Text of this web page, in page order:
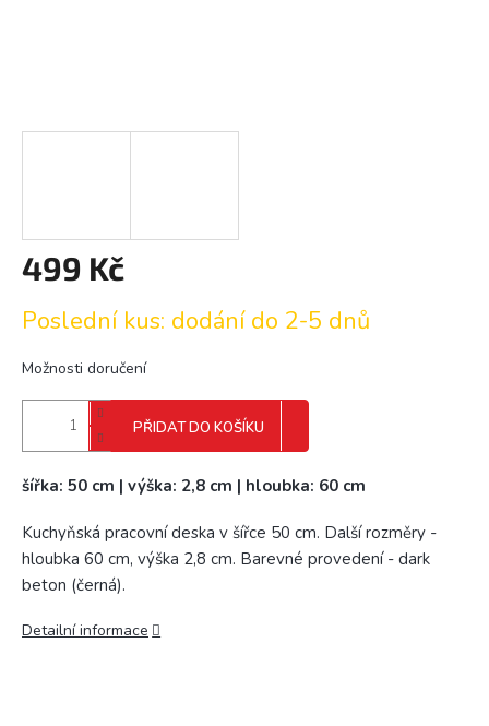
499 Kč
cena:
Poslední kus: dodání do 2-5 dnů
Možnosti doručení
PŘIDAT DO KOŠÍKU
šířka: 50 cm | výška: 2,8 cm | hloubka: 60 cm
Kuchyňská pracovní deska v šířce 50 cm. Další rozměry -
hloubka 60 cm, výška 2,8 cm. Barevné provedení - dark
beton (černá).
Detailní informace